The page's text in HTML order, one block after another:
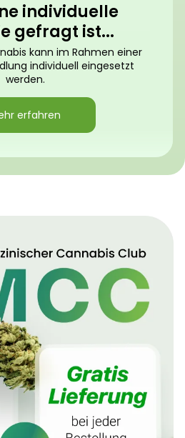
individuelle
gefragt ist...
kann im Rahmen einer
individuell eingesetzt
werden.
erfahren